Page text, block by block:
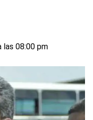
las 08:00 pm